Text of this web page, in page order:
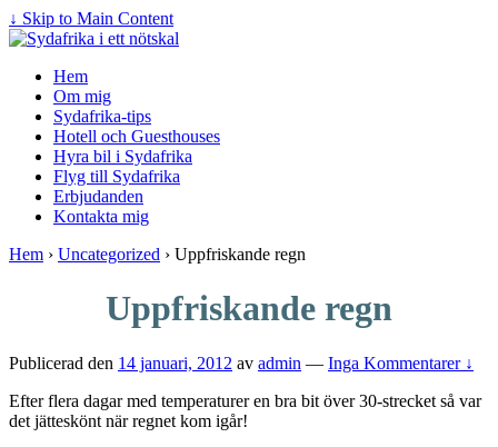
↓ Skip to Main Content
Hem
Om mig
Sydafrika-tips
Hotell och Guesthouses
Hyra bil i Sydafrika
Flyg till Sydafrika
Erbjudanden
Kontakta mig
Hem › Uncategorized › Uppfriskande regn
Uppfriskande regn
Publicerad den 14 januari, 2012 av admin — Inga Kommentarer ↓
Efter flera dagar med temperaturer en bra bit över 30-strecket så var
det jätteskönt när regnet kom igår!